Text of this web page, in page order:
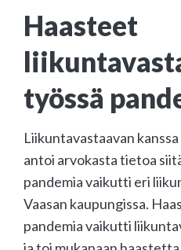
Haasteet
työssä
Liikuntavastaavan
antoi arvokasta tietoa
pandemia vaikutti eri
Vaasan kaupungissa.
pandemia vaikutti